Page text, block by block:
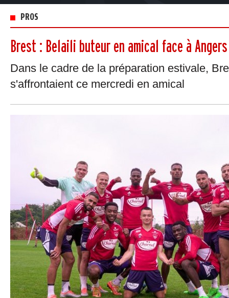
PROS
Brest : Belaili buteur en amical face à
Dans le cadre de la préparation estivale,
s'affrontaient ce mercredi en amical